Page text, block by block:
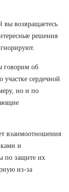
вы возвращаетесь
решения
говорим об
участке сердечной
но и по
взаимоотношения
и
по защите их
из-за